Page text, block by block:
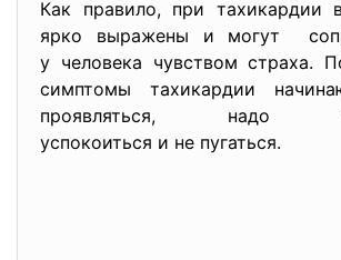
Как правило, при тахикардии
ярко выражены и могут
у человека чувством страха.
симптомы тахикардии
проявляться, надо
успокоиться и не пугаться.